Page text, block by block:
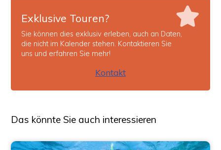
Exklusive Touren?
Sie können dies exklusiv erleben, auch an Daten,
die nicht im Kalender stehen. Kontaktieren Sie
uns und erfahren Sie mehr!
Kontakt
Das könnte Sie auch interessieren